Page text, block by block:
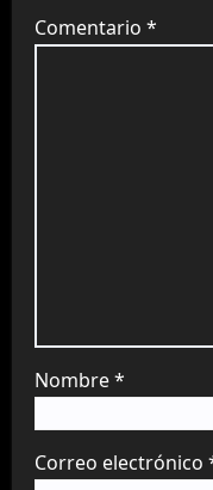
Comentario *
Nombre*
Correo electrónico